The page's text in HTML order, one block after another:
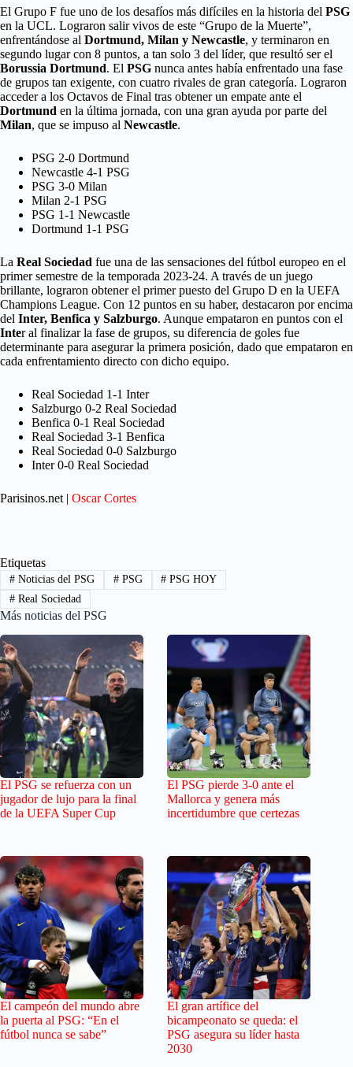
El Grupo F fue uno de los desafíos más difíciles en la historia del PSG
en la UCL. Lograron salir vivos de este “Grupo de la Muerte”,
enfrentándose al Dortmund, Milan y Newcastle, y terminaron en
segundo lugar con 8 puntos, a tan solo 3 del líder, que resultó ser el
Borussia Dortmund. El PSG nunca antes había enfrentado una fase
de grupos tan exigente, con cuatro rivales de gran categoría. Lograron
acceder a los Octavos de Final tras obtener un empate ante el
Dortmund en la última jornada, con una gran ayuda por parte del
Milan, que se impuso al Newcastle.
PSG 2-0 Dortmund
Newcastle 4-1 PSG
PSG 3-0 Milan
Milan 2-1 PSG
PSG 1-1 Newcastle
Dortmund 1-1 PSG
La Real Sociedad fue una de las sensaciones del fútbol europeo en el
primer semestre de la temporada 2023-24. A través de un juego
brillante, lograron obtener el primer puesto del Grupo D en la UEFA
Champions League. Con 12 puntos en su haber, destacaron por encima
del Inter, Benfica y Salzburgo. Aunque empataron en puntos con el
Inter al finalizar la fase de grupos, su diferencia de goles fue
determinante para asegurar la primera posición, dado que empataron en
cada enfrentamiento directo con dicho equipo.
Real Sociedad 1-1 Inter
Salzburgo 0-2 Real Sociedad
Benfica 0-1 Real Sociedad
Real Sociedad 3-1 Benfica
Real Sociedad 0-0 Salzburgo
Inter 0-0 Real Sociedad
Parisinos.net | Oscar Cortes
Etiquetas
#Noticias del PSG #PSG # PSG HOY
#Real Sociedad
Más noticias del PSG
El PSG se refuerza con un
jugador de lujo para la final
de la UEFA Super Cup
El PSG pierde 3-0 ante el
Mallorca y genera más
incertidumbre que certezas
El campeón del mundo abre
la puerta al PSG: “En el
fútbol nunca se sabe”
El gran artífice del
bicampeonato se queda: el
PSG asegura su líder hasta
2030